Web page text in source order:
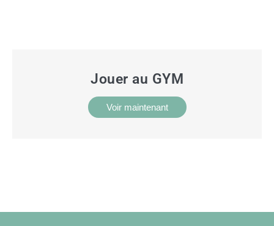
Jouer au GYM
Voir maintenant